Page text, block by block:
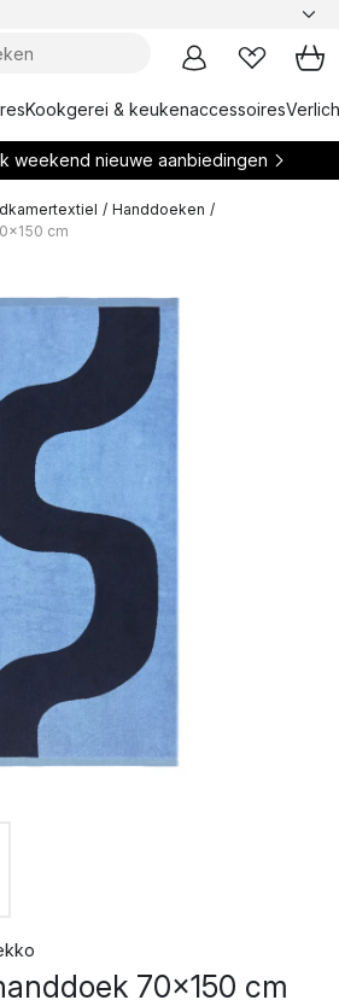
Kookgerei & keukenaccessoires
weekend nieuwe aanbiedingen
/ Handdoeken /
cm
70x150 cm